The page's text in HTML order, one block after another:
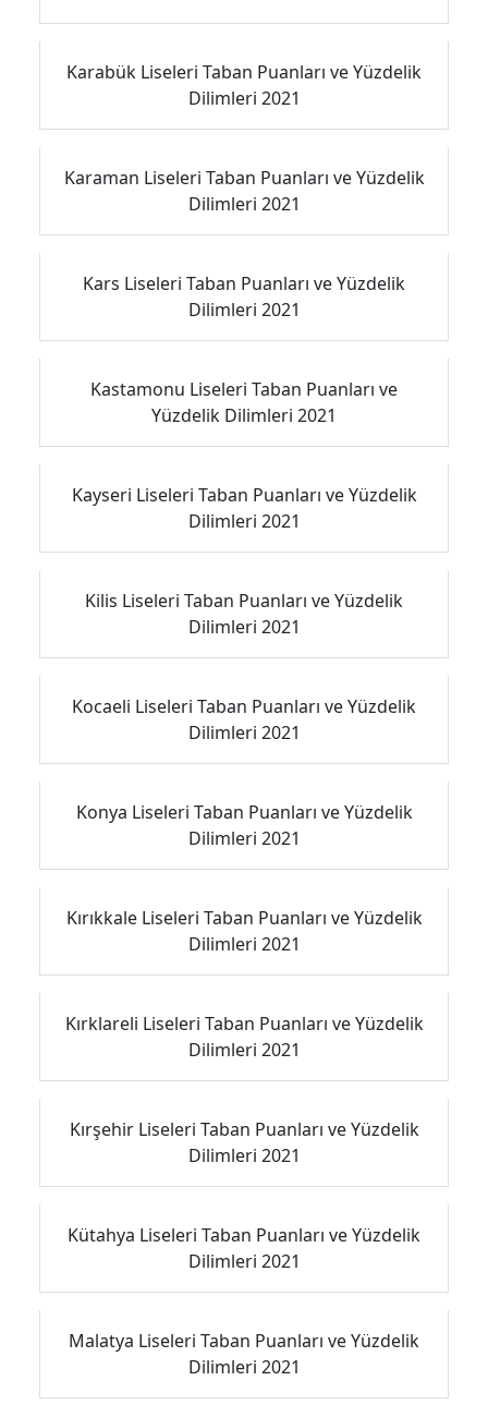
Karabük Liseleri Taban Puanları ve Yüzdelik
Dilimleri 2021
Karaman Liseleri Taban Puanları ve Yüzdelik
Dilimleri 2021
Kars Liseleri Taban Puanları ve Yüzdelik
Dilimleri 2021
Kastamonu Liseleri Taban Puanları ve
Yüzdelik Dilimleri 2021
Kayseri Liseleri Taban Puanları ve Yüzdelik
Dilimleri 2021
Kilis Liseleri Taban Puanları ve Yüzdelik
Dilimleri 2021
Kocaeli Liseleri Taban Puanları ve Yüzdelik
Dilimleri 2021
Konya Liseleri Taban Puanları ve Yüzdelik
Dilimleri 2021
Kırıkkale Liseleri Taban Puanları ve Yüzdelik
Dilimleri 2021
Kırklareli Liseleri Taban Puanları ve Yüzdelik
Dilimleri 2021
Kırşehir Liseleri Taban Puanları ve Yüzdelik
Dilimleri 2021
Kütahya Liseleri Taban Puanları ve Yüzdelik
Dilimleri 2021
Malatya Liseleri Taban Puanları ve Yüzdelik
Dilimleri 2021